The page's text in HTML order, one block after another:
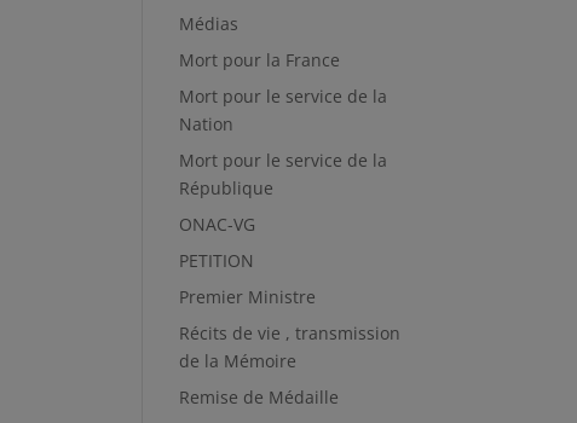
Médias
Mort pour la France
Mort pour le service de la
Nation
Mort pour le service de la
République
ONAC-VG
PETITION
Premier Ministre
Récits de vie , transmission
de la Mémoire
Remise de Médaille